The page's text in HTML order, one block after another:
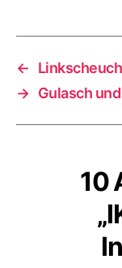
←
→ Gulasch
10